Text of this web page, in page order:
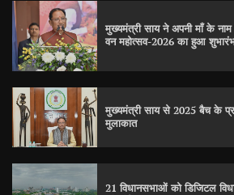
मुख्यमंत्री साय ने अपनी माँ के नाम
वन महोत्सव-2026 का हुआ
मुख्यमंत्री साय से 2025 बैच के
मुलाकात
21 विधानसभाओं को डिजिटल